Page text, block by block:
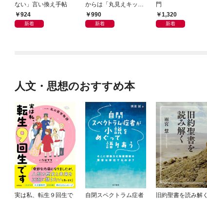
ない」言い換え手帖
924
新着
からは「丸見えキッチ
ン」でラクしておいし
い
990
新着
門
1,320
新着
人文・思想のおすすめ本
実は私、転生９回生で
自閉スペクトラム症者
旧約聖書を読み解く